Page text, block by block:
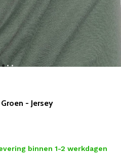
- Jersey
binnen 1-2 werkdagen